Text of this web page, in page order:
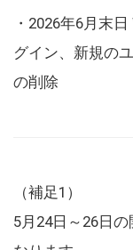
・2026年6月末
グイン、新規の
の削除
（補足1）
5月24日～26日